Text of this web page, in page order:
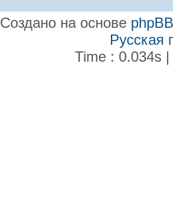
Создано на основе phpBB
Русская
Time : 0.034s